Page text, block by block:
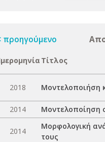
προηγούμενο
Τίτλος
2018 Μοντελοποιήση
2014
Μοντελοποίηση
2014
Μορφολογική
τους